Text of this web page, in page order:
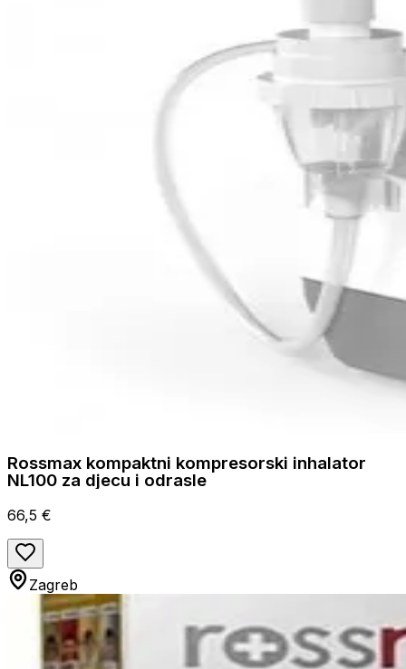
Rossmax kompaktni kompresorski inhalator
NL100 za djecu i odrasle
66,5 €
Zagreb